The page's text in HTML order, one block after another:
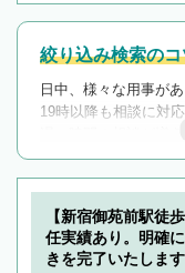
絞り込み検索の
日中、様々な用事が
19時以降も相談に対
遅い時間の相談が増
んで検索してみまし
19
【新宿御苑前駅徒
任実績あり。明確
きを完了いたします